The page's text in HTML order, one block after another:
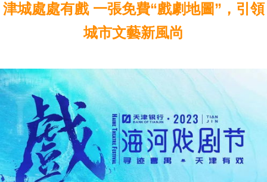
津城處處有戲 一張免費“戲劇地圖”，引領
城市文藝新風尚